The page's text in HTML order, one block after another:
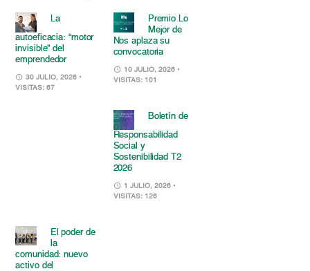
La
autoeficacia: “motor
invisible” del
emprendedor
30 JULIO, 2026 •
VISITAS: 67
Premio Lo
Mejor de
Nos aplaza su
convocatoria
10 JULIO, 2026 •
VISITAS: 101
Boletín de
Responsabilidad
Social y
Sostenibilidad T2
2026
1 JULIO, 2026 •
VISITAS: 126
El poder de
la
comunidad: nuevo
activo del